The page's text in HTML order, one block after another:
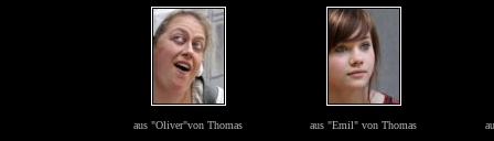
aus "Oliver"von Thomas aus "Emil" von Thomas